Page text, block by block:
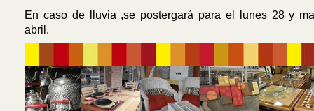
En caso de lluvia ,se postergará para el lunes 28 y
abril.